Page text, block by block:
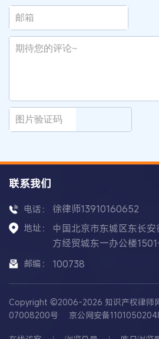
联系我们
电话： 徐律师13910160652
地址：
中国北京市东城区东长
方经贸城东一办公楼
邮编： 100738
Copyright ©2006-2026 知识产权律师
07008200号
京公网安备